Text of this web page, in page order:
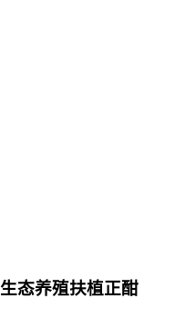
态养殖扶植正酣